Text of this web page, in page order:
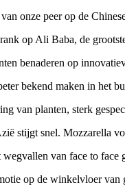
onze peer op de
op Ali Baba, de
benaderen op
bekend maken in het
van planten, sterk
stijgt snel. Mozzarella
van face to face
op de winkelvloer van